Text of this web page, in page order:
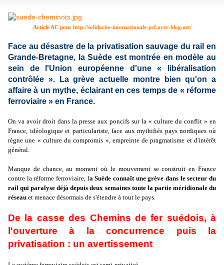
Article AC pour http://solidarite-internationale-pcf.over-blog.net/
Face au désastre de la privatisation sauvage du rail en
Grande-Bretagne, la Suède est montrée en modèle au
sein de l'Union européenne d'une « libéralisation
contrôlée ». La grève actuelle montre bien qu'on a
affaire à un mythe, éclairant en ces temps de « réforme
ferroviaire » en France.
On va avoir droit dans la presse aux poncifs sur la « culture du conflit » en
France, idéologique et particulariste, face aux mythifiés pays nordiques où
règne une « culture du compromis », empreinte de pragmatisme et d'intérêt
général.
Manque de chance, au moment où le mouvement se construit en France
contre la réforme ferroviaire, la Suède connaît une grève dans le secteur du
rail qui paralyse déjà depuis deux semaines toute la partie méridionale du
réseau et menace désormais de s'étendre à tout le pays.
De la casse des Chemins de fer suédois, à
l'ouverture à la concurrence puis la
privatisation : un avertissement